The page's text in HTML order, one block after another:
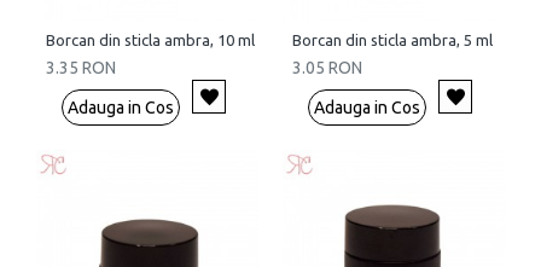
Borcan din sticla ambra, 10 ml
3.35 RON
Adauga in Cos
Borcan din sticla ambra, 5 ml
3.05 RON
Adauga in Cos